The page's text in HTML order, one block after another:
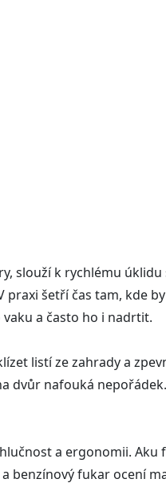
slouží k rychlému
šetří čas tam, kde
a často ho i nadrtit.
listí ze zahrady a
dvůr nafouká
a ergonomii. Aku
benzínový fukar ocení